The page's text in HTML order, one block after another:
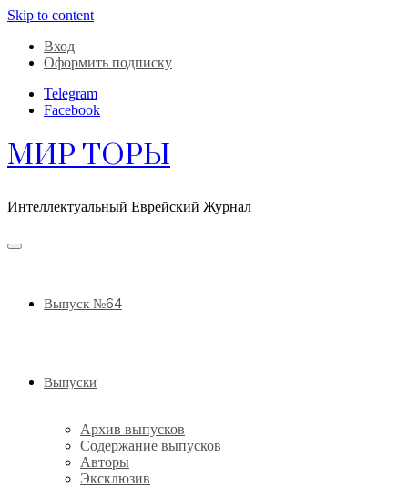
Skip to content
Вход
Оформить подписку
Telegram
Facebook
МИР ТОРЫ
Интеллектуальный Еврейский Журнал
Выпуск №64
Выпуски
Архив выпусков
Содержание выпусков
Авторы
Эксклюзив